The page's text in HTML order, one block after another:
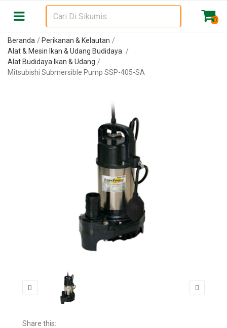
0
Beranda
Perikanan & Kelautan
Alat & Mesin Ikan & Udang Budidaya
Alat Budidaya Ikan & Udang
Mitsubishi Submersible Pump SSP-405-SA
Share this: